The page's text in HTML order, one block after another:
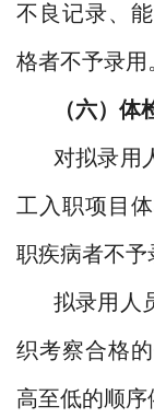
不良记录、
格者不予录用
（六）体
对拟录用
工入职项目
职疾病者不予
拟录用人
织考察合格
高至低的顺序